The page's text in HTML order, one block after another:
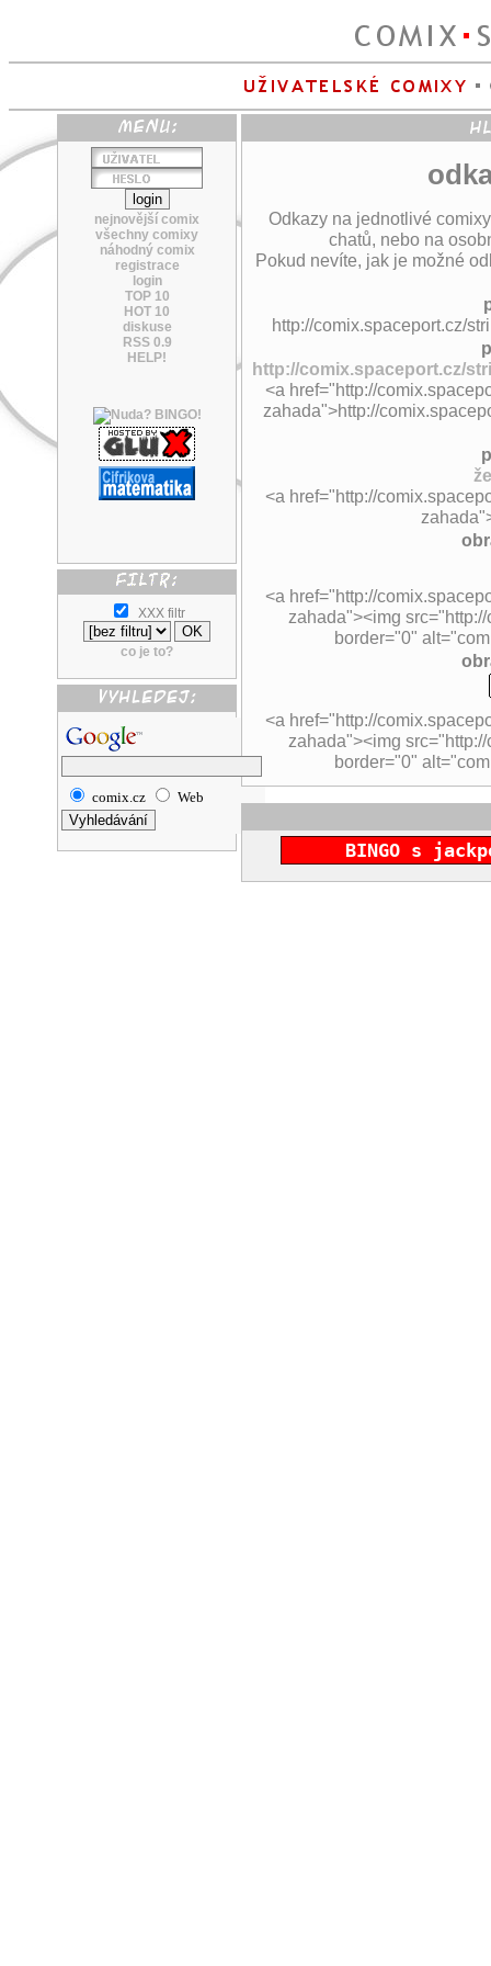
nejnovější comix
všechny comixy
náhodný comix
registrace
login
TOP 10
HOT 10
diskuse
RSS 0.9
HELP!
XXX filtr
co je to?
comix.cz Web
Odkazy na jednotlivé
chatů, nebo na
Pokud nevíte, jak je možné
http://comix.spaceport.cz/
http://comix.spaceport.cz/
<a href="http://
zahada">http://
<a href="http://
<a href="http://
zahada"><img
border="0"
<a href="http://
zahada"><img
border="0"
BINGO s